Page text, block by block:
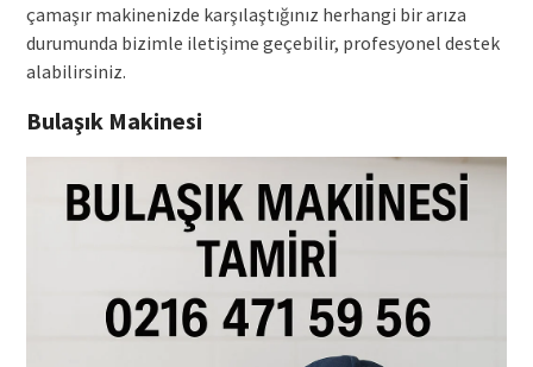
çamaşır makinenizde karşılaştığınız herhangi bir arıza
durumunda bizimle iletişime geçebilir, profesyonel destek
alabilirsiniz.
Bulaşık Makinesi